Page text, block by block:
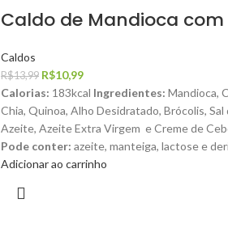
Caldo de Mandioca
Caldos
R$13,99 R$10,99
Calorias: 183kcal Ingredientes: Mandioca,
Chia, Quinoa, Alho Desidratado, Brócolis, Sal
Azeite, Azeite Extra Virgem e Creme de
Pode conter: azeite, manteiga, lactose e
Adicionar ao carrinho